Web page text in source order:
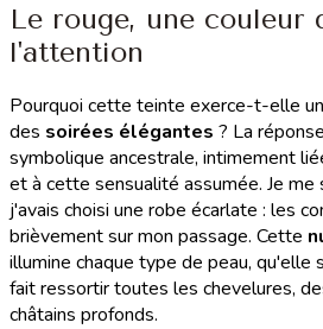
Le rouge, une couleur
l'attention
Pourquoi cette teinte exerce-t-elle
des soirées élégantes ? La
symbolique ancestrale, intimement
et à cette sensualité assumée. Je me
j'avais choisi une robe écarlate : les
brièvement sur mon passage. Cette
illumine chaque type de peau,
fait ressortir toutes les chevelures,
châtains profonds.